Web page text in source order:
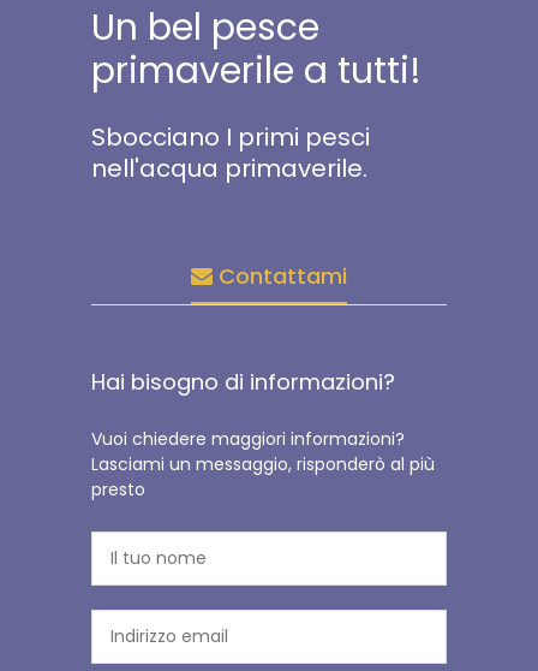
Un bel pesce
primaverile a tutti!
Sbocciano I primi pesci
nell'acqua primaverile.
Contattami
Hai bisogno di informazioni?
Vuoi chiedere maggiori informazioni?
Lasciami un messaggio, risponderò al più
presto